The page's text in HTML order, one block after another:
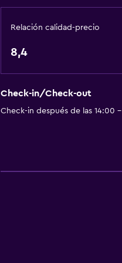
Calefacción
Gel de ducha
Papeleras
Ducha
Baño pequeño adicional
Papel higiénico
Relación calidad-precio
8,4
Check-in/Check-out
Check-in después de las 14:00